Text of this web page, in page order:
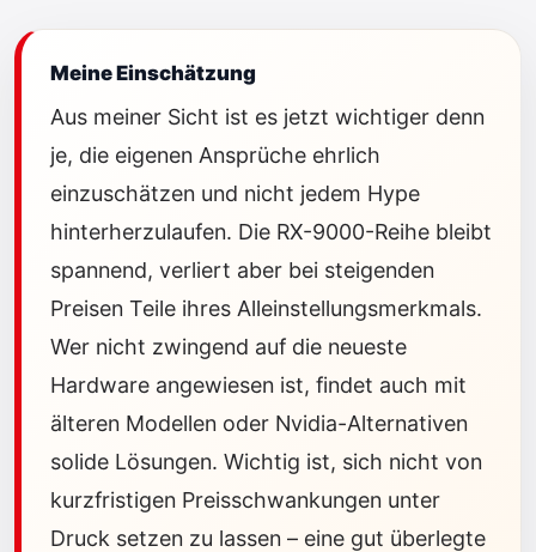
Meine Einschätzung
Aus meiner Sicht ist es jetzt wichtiger denn
je, die eigenen Ansprüche ehrlich
einzuschätzen und nicht jedem Hype
hinterherzulaufen. Die RX-9000-Reihe bleibt
spannend, verliert aber bei steigenden
Preisen Teile ihres Alleinstellungsmerkmals.
Wer nicht zwingend auf die neueste
Hardware angewiesen ist, findet auch mit
älteren Modellen oder Nvidia-Alternativen
solide Lösungen. Wichtig ist, sich nicht von
kurzfristigen Preisschwankungen unter
Druck setzen zu lassen – eine gut überlegte